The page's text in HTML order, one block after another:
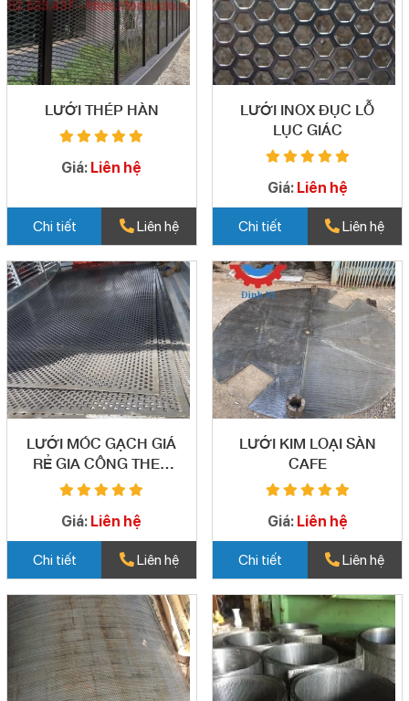
LƯỚI THÉP HÀN
Giá: Liên hệ
Chi tiết Liên hệ
LƯỚI INOX ĐỤC LỖ
LỤC GIÁC
Giá: Liên hệ
Chi tiết Liên hệ
LƯỚI MÓC GẠCH GIÁ
RẺ GIA CÔNG THEO
YÊU CẦU TPHCM
Giá: Liên hệ
Chi tiết Liên hệ
LƯỚI KIM LOẠI SÀN
CAFE
Giá: Liên hệ
Chi tiết Liên hệ